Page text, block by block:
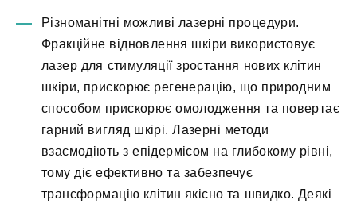
Різноманітні можливі лазерні процедури.
Фракційне відновлення шкіри використовує
лазер для стимуляції зростання нових клітин
шкіри, прискорює регенерацію, що природним
способом прискорює омолодження та повертає
гарний вигляд шкірі. Лазерні методи
взаємодіють з епідермісом на глибокому рівні,
тому діє ефективно та забезпечує
трансформацію клітин якісно та швидко. Деякі